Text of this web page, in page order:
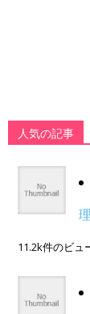
人気の記事
11.2k件のビュ